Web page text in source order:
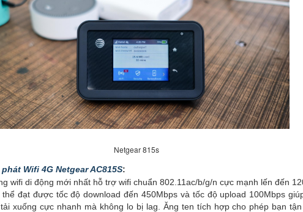
Netgear 815s
Wifi 4G Netgear AC815S:
wifi di động mới nhất hỗ trợ wifi chuẩn 802.11ac/b/g/n cực mạnh lến đến
đạt được tốc độ download đến 450Mbps và tốc độ upload 100Mbps
xuống cực nhanh mà không lo bị lag. Ăng ten tích hợp cho phép bạn